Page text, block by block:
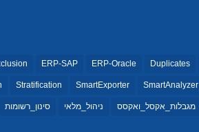
Duplicates
ERP-Oracle
ERP-SAP
SmartAnalyzer
SmartExporter
Stratification
מגבלות_אקסל_ואקסס ניהול_מלאי סינון_רשומות